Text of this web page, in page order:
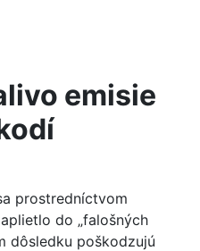
emisie
prostredníctvom
do „falošných
dôsledku poškodzujú